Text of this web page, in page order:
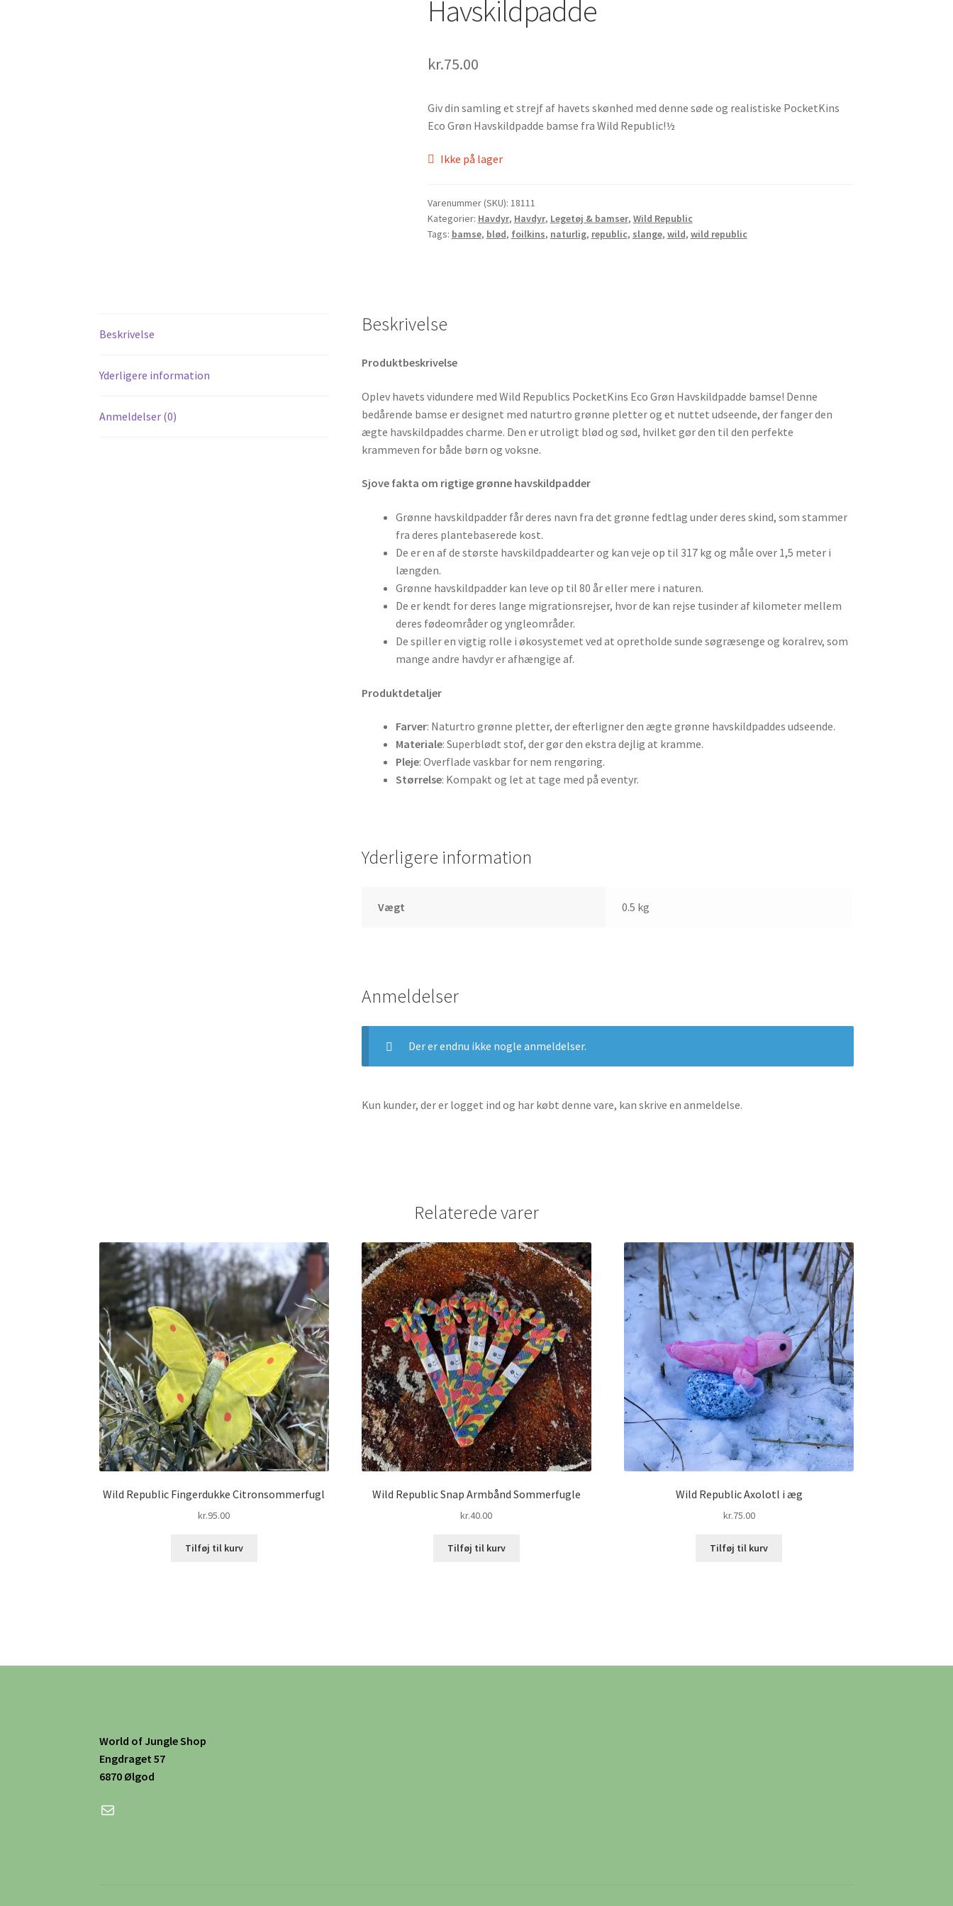
Havskildpadde
kr.75.00
Giv din samling et strejf af havets skønhed med denne søde og realistiske PocketKins
Eco Grøn Havskildpadde bamse fra Wild Republic!½
Ikke på lager
Varenummer (SKU): 18111
Kategorier: Havdyr, Havdyr, Legetøj & bamser, Wild Republic
Tags: bamse, blød, foilkins, naturlig, republic, slange, wild, wild republic
Beskrivelse
Yderligere information
Anmeldelser (0)
Beskrivelse
Produktbeskrivelse
Oplev havets vidundere med Wild Republics PocketKins Eco Grøn Havskildpadde bamse! Denne
bedårende bamse er designet med naturtro grønne pletter og et nuttet udseende, der fanger den
ægte havskildpaddes charme. Den er utroligt blød og sød, hvilket gør den til den perfekte
krammeven for både børn og voksne.
Sjove fakta om rigtige grønne havskildpadder
Grønne havskildpadder får deres navn fra det grønne fedtlag under deres skind, som stammer
fra deres plantebaserede kost.
De er en af de største havskildpaddearter og kan veje op til 317 kg og måle over 1,5 meter i
længden.
Grønne havskildpadder kan leve op til 80 år eller mere i naturen.
De er kendt for deres lange migrationsrejser, hvor de kan rejse tusinder af kilometer mellem
deres fødeområder og yngleområder.
De spiller en vigtig rolle i økosystemet ved at opretholde sunde søgræsenge og koralrev, som
mange andre havdyr er afhængige af.
Produktdetaljer
Farver: Naturtro grønne pletter, der efterligner den ægte grønne havskildpaddes udseende.
Materiale: Superblødt stof, der gør den ekstra dejlig at kramme.
Pleje: Overflade vaskbar for nem rengøring.
Størrelse: Kompakt og let at tage med på eventyr.
Yderligere information
Vægt 0.5 kg
Anmeldelser
Der er endnu ikke nogle anmeldelser.
Kun kunder, der er logget ind og har købt denne vare, kan skrive en anmeldelse.
Relaterede varer
Wild Republic Fingerdukke Citronsommerfugl
kr.95.00
Tilføj til kurv
Wild Republic Snap Armbånd Sommerfugle
kr.40.00
Tilføj til kurv
Wild Republic Axolotl i æg
kr.75.00
Tilføj til kurv
World of Jungle Shop
Engdraget 57
6870 Ølgod
Mail